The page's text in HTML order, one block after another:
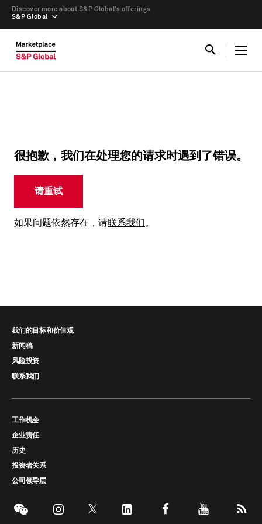
S&P Global
Discover more about S&P Global’s offerings
很抱歉，我们在处理您的请求时遇到了错误。
请重试
如果问题依然存在，请联系我们。
我们的目标和价值观
新闻稿
风险投资
联系我们
工作机会
企业责任
历史
投资者关系
公司领导层